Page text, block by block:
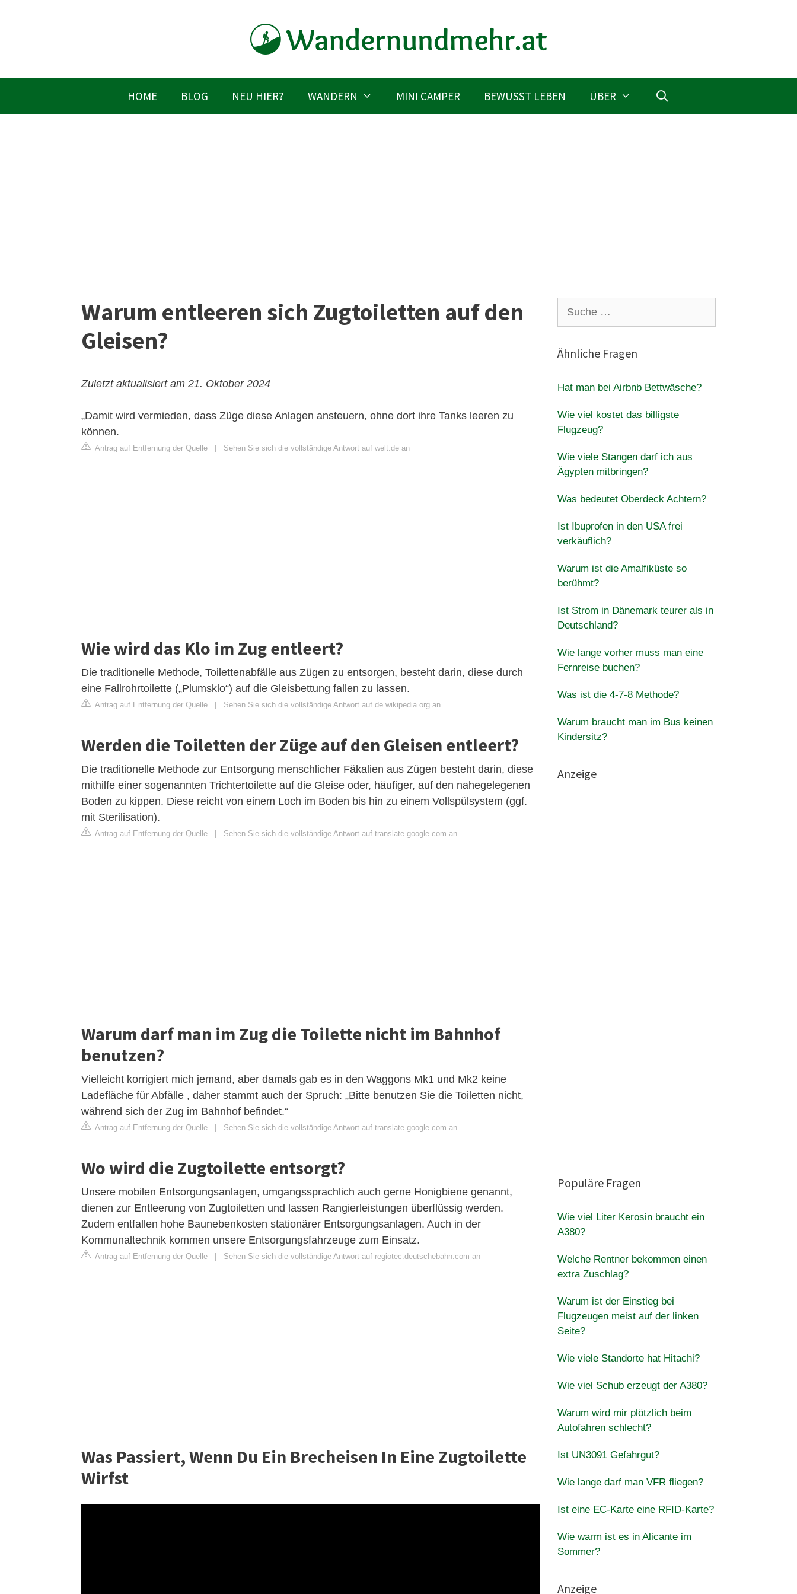
HOME BLOG NEU HIER? WANDERN MINI CAMPER BEWUSST LEBEN ÜBER
Warum entleeren sich Zugtoiletten auf den
Gleisen?
Zuletzt aktualisiert am 21. Oktober 2024
„Damit wird vermieden, dass Züge diese Anlagen ansteuern, ohne dort ihre Tanks leeren zu
können.
Antrag auf Entfernung der Quelle Sehen Sie sich die vollständige Antwort auf welt.de an
Wie wird das Klo im Zug entleert?
Die traditionelle Methode, Toilettenabfälle aus Zügen zu entsorgen, besteht darin, diese durch
eine Fallrohrtoilette („Plumsklo“) auf die Gleisbettung fallen zu lassen.
Antrag auf Entfernung der Quelle Sehen Sie sich die vollständige Antwort auf de.wikipedia.org an
Werden die Toiletten der Züge auf den Gleisen entleert?
Die traditionelle Methode zur Entsorgung menschlicher Fäkalien aus Zügen besteht darin, diese
mithilfe einer sogenannten Trichtertoilette auf die Gleise oder, häufiger, auf den nahegelegenen
Boden zu kippen. Diese reicht von einem Loch im Boden bis hin zu einem Vollspülsystem (ggf.
mit Sterilisation).
Antrag auf Entfernung der Quelle Sehen Sie sich die vollständige Antwort auf translate.google.com an
Warum darf man im Zug die Toilette nicht im Bahnhof
benutzen?
Vielleicht korrigiert mich jemand, aber damals gab es in den Waggons Mk1 und Mk2 keine
Ladefläche für Abfälle , daher stammt auch der Spruch: „Bitte benutzen Sie die Toiletten nicht,
während sich der Zug im Bahnhof befindet.“
Antrag auf Entfernung der Quelle Sehen Sie sich die vollständige Antwort auf translate.google.com an
Wo wird die Zugtoilette entsorgt?
Unsere mobilen Entsorgungsanlagen, umgangssprachlich auch gerne Honigbiene genannt,
dienen zur Entleerung von Zugtoiletten und lassen Rangierleistungen überflüssig werden.
Zudem entfallen hohe Baunebenkosten stationärer Entsorgungsanlagen. Auch in der
Kommunaltechnik kommen unsere Entsorgungsfahrzeuge zum Einsatz.
Antrag auf Entfernung der Quelle Sehen Sie sich die vollständige Antwort auf regiotec.deutschebahn.com an
Was Passiert, Wenn Du Ein Brecheisen In Eine Zugtoilette
Wirfst
nach:
Ähnliche Fragen
Hat man bei Airbnb Bettwäsche?
Wie viel kostet das billigste
Flugzeug?
Wie viele Stangen darf ich aus
Ägypten mitbringen?
Was bedeutet Oberdeck Achtern?
Ist Ibuprofen in den USA frei
verkäuflich?
Warum ist die Amalfiküste so
berühmt?
Ist Strom in Dänemark teurer als in
Deutschland?
Wie lange vorher muss man eine
Fernreise buchen?
Was ist die 4-7-8 Methode?
Warum braucht man im Bus keinen
Kindersitz?
Anzeige
Populäre Fragen
Wie viel Liter Kerosin braucht ein
A380?
Welche Rentner bekommen einen
extra Zuschlag?
Warum ist der Einstieg bei
Flugzeugen meist auf der linken
Seite?
Wie viele Standorte hat Hitachi?
Wie viel Schub erzeugt der A380?
Warum wird mir plötzlich beim
Autofahren schlecht?
Ist UN3091 Gefahrgut?
Wie lange darf man VFR fliegen?
Ist eine EC-Karte eine RFID-Karte?
Wie warm ist es in Alicante im
Sommer?
Anzeige